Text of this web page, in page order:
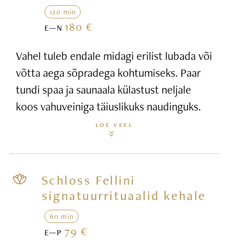
120 min
E—N180 €
Vahel tuleb endale midagi erilist lubada või
võtta aega sõpradega kohtumiseks. Paar
tundi spaa ja saunaala külastust neljale
koos vahuveiniga täiuslikuks naudinguks.
LOE VEEL
Schloss Fellini
signatuurrituaalid kehale
60 min
E—P 79 €